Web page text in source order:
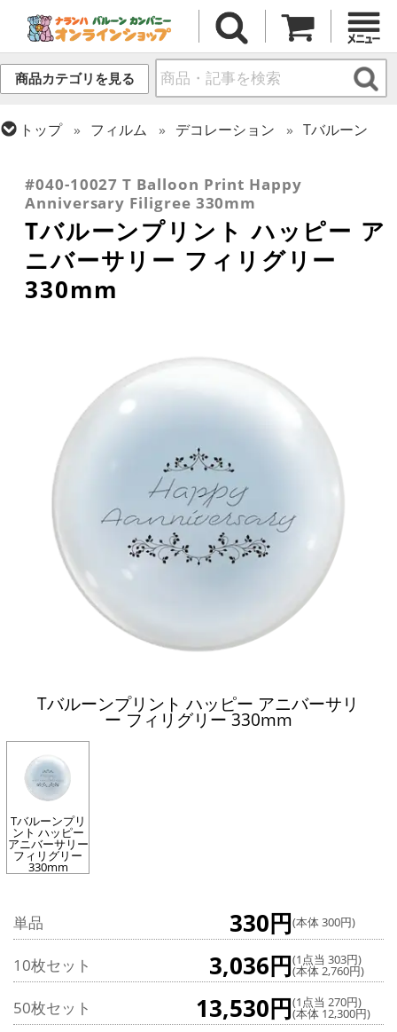
商品カテゴリを見る
トップ フィルム デコレーション
Tバルーン
おめでとう・記念日
#040-10027 T Balloon Print Happy
Anniversary Filigree 330mm
Tバルーンプリント ハッピー ア
ニバーサリー フィリグリー
330mm
Tバルーンプリント ハッピー アニバーサリ
ー フィリグリー 330mm
Tバルーンプリ
ント ハッピー
アニバーサリー
フィリグリー
330mm
単品 330円(本体 300円)
10枚セット 3,036円(1点当 303円)
(本体 2,760円)
50枚セット 13,530円(1点当 270円)
(本体 12,300円)